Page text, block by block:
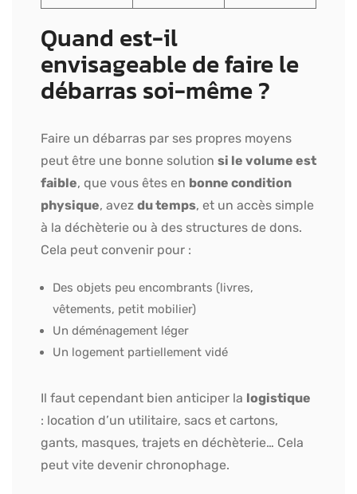
Quand est-il
envisageable de faire le
débarras soi-même ?
Faire un débarras par ses propres moyens
peut être une bonne solution si le volume est
faible, que vous êtes en bonne condition
physique, avez du temps, et un accès simple
à la déchèterie ou à des structures de dons.
Cela peut convenir pour :
Des objets peu encombrants (livres,
vêtements, petit mobilier)
Un déménagement léger
Un logement partiellement vidé
Il faut cependant bien anticiper la logistique
: location d’un utilitaire, sacs et cartons,
gants, masques, trajets en déchèterie… Cela
peut vite devenir chronophage.